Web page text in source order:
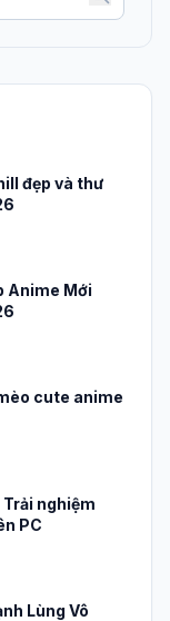
đẹp và thư
Anime Mới
cute anime
nghiệm
PC
Lùng Vô